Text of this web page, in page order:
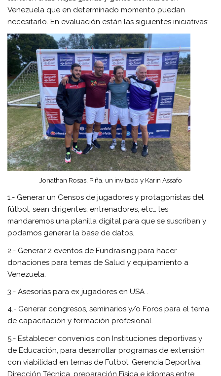
Venezuela que en determinado momento puedan
necesitarlo. En evaluación están las siguientes iniciativas:
Jonathan Rosas, Piña, un invitado y Karin Assafo
1.- Generar un Censos de jugadores y protagonistas del
fútbol, sean dirigentes, entrenadores, etc… les
mandaremos una planilla digital para que se suscriban y
podamos generar la base de datos.
2.- Generar 2 eventos de Fundraising para hacer
donaciones para temas de Salud y equipamiento a
Venezuela.
3.- Asesorías para ex jugadores en USA .
4.- Generar congresos, seminarios y/o Foros para el tema
de capacitación y formación profesional.
5.- Establecer convenios con Instituciones deportivas y
de Educación, para desarrollar programas de extensión
con viabilidad en temas de Futbol, Gerencia Deportiva,
Dirección Técnica, preparación Física e idiomas entre